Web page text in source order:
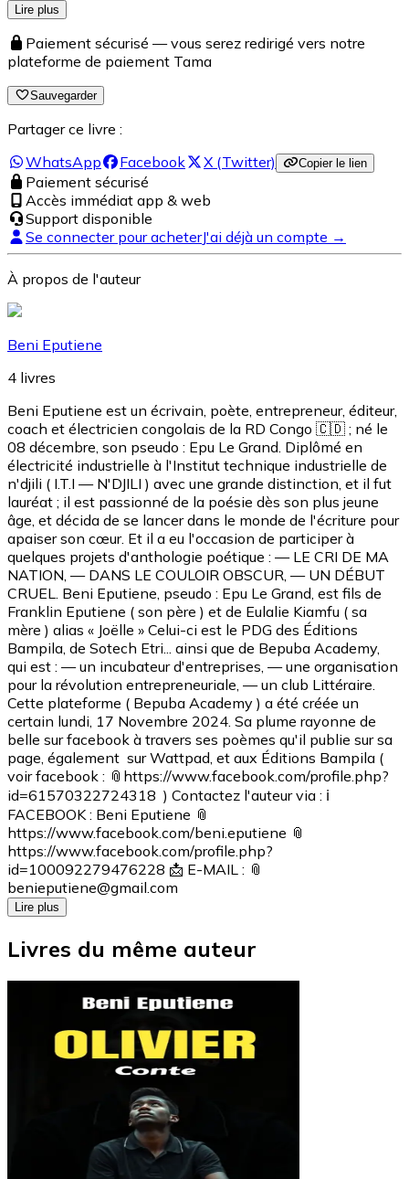
Lire plus
Paiement sécurisé — vous serez redirigé vers notre
plateforme de paiement Tama
Sauvegarder
Partager ce livre :
WhatsApp
Facebook X (Twitter) Copier le lien
Paiement sécurisé
Accès immédiat app & web
Support disponible
Se connecter pour acheterJ'ai déjà un compte →
À propos de l'auteur
Beni Eputiene
4 livres
Beni Eputiene est un écrivain, poète, entrepreneur, éditeur,
coach et électricien congolais de la RD Congo 🇨🇩 ; né le
08 décembre, son pseudo : Epu Le Grand. Diplômé en
électricité industrielle à l'Institut technique industrielle de
n'djili ( I.T.I — N'DJILI ) avec une grande distinction, et il fut
lauréat ; il est passionné de la poésie dès son plus jeune
âge, et décida de se lancer dans le monde de l'écriture pour
apaiser son cœur. Et il a eu l'occasion de participer à
quelques projets d'anthologie poétique : — LE CRI DE MA
NATION, — DANS LE COULOIR OBSCUR, — UN DÉBUT
CRUEL. Beni Eputiene, pseudo : Epu Le Grand, est fils de
Franklin Eputiene ( son père ) et de Eulalie Kiamfu ( sa
mère ) alias « Joëlle » Celui-ci est le PDG des Éditions
Bampila, de Sotech Etri... ainsi que de Bepuba Academy,
qui est : — un incubateur d'entreprises, — une organisation
pour la révolution entrepreneuriale, — un club Littéraire.
Cette plateforme ( Bepuba Academy ) a été créée un
certain lundi, 17 Novembre 2024. Sa plume rayonne de
belle sur facebook à travers ses poèmes qu'il publie sur sa
page, également sur Wattpad, et aux Éditions Bampila (
voir facebook : 📎https://www.facebook.com/profile.php?
id=61570322724318 ) Contactez l'auteur via : ℹ️
FACEBOOK : Beni Eputiene 📎
https://www.facebook.com/beni.eputiene 📎
https://www.facebook.com/profile.php?
id=100092279476228 📩 E-MAIL : 📎
benieputiene@gmail.com
Lire plus
Livres du même auteur